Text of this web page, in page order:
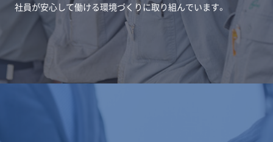
社員が安心して働ける環境づくりに取り組んでいます。